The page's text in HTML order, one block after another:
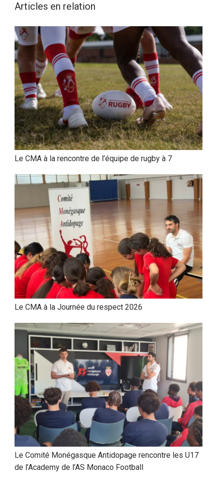
Articles en relation
Le CMA à la rencontre de l’équipe de rugby à 7
Le CMA à la Journée du respect 2026
Le Comité Monégasque Antidopage rencontre les U17
de l’Academy de l’AS Monaco Football